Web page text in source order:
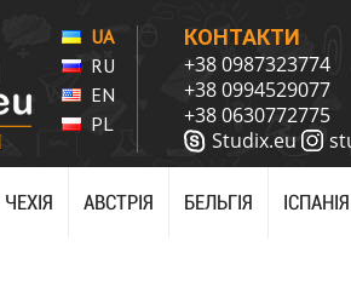
UA
RU
EN
PL
КОНТАКТИ
+38 0987323774
+38 0994529077
+38 0630772775
Studix.eu
ЧЕХІЯ АВСТРІЯ БЕЛЬГІЯ ІСПАНІЯ